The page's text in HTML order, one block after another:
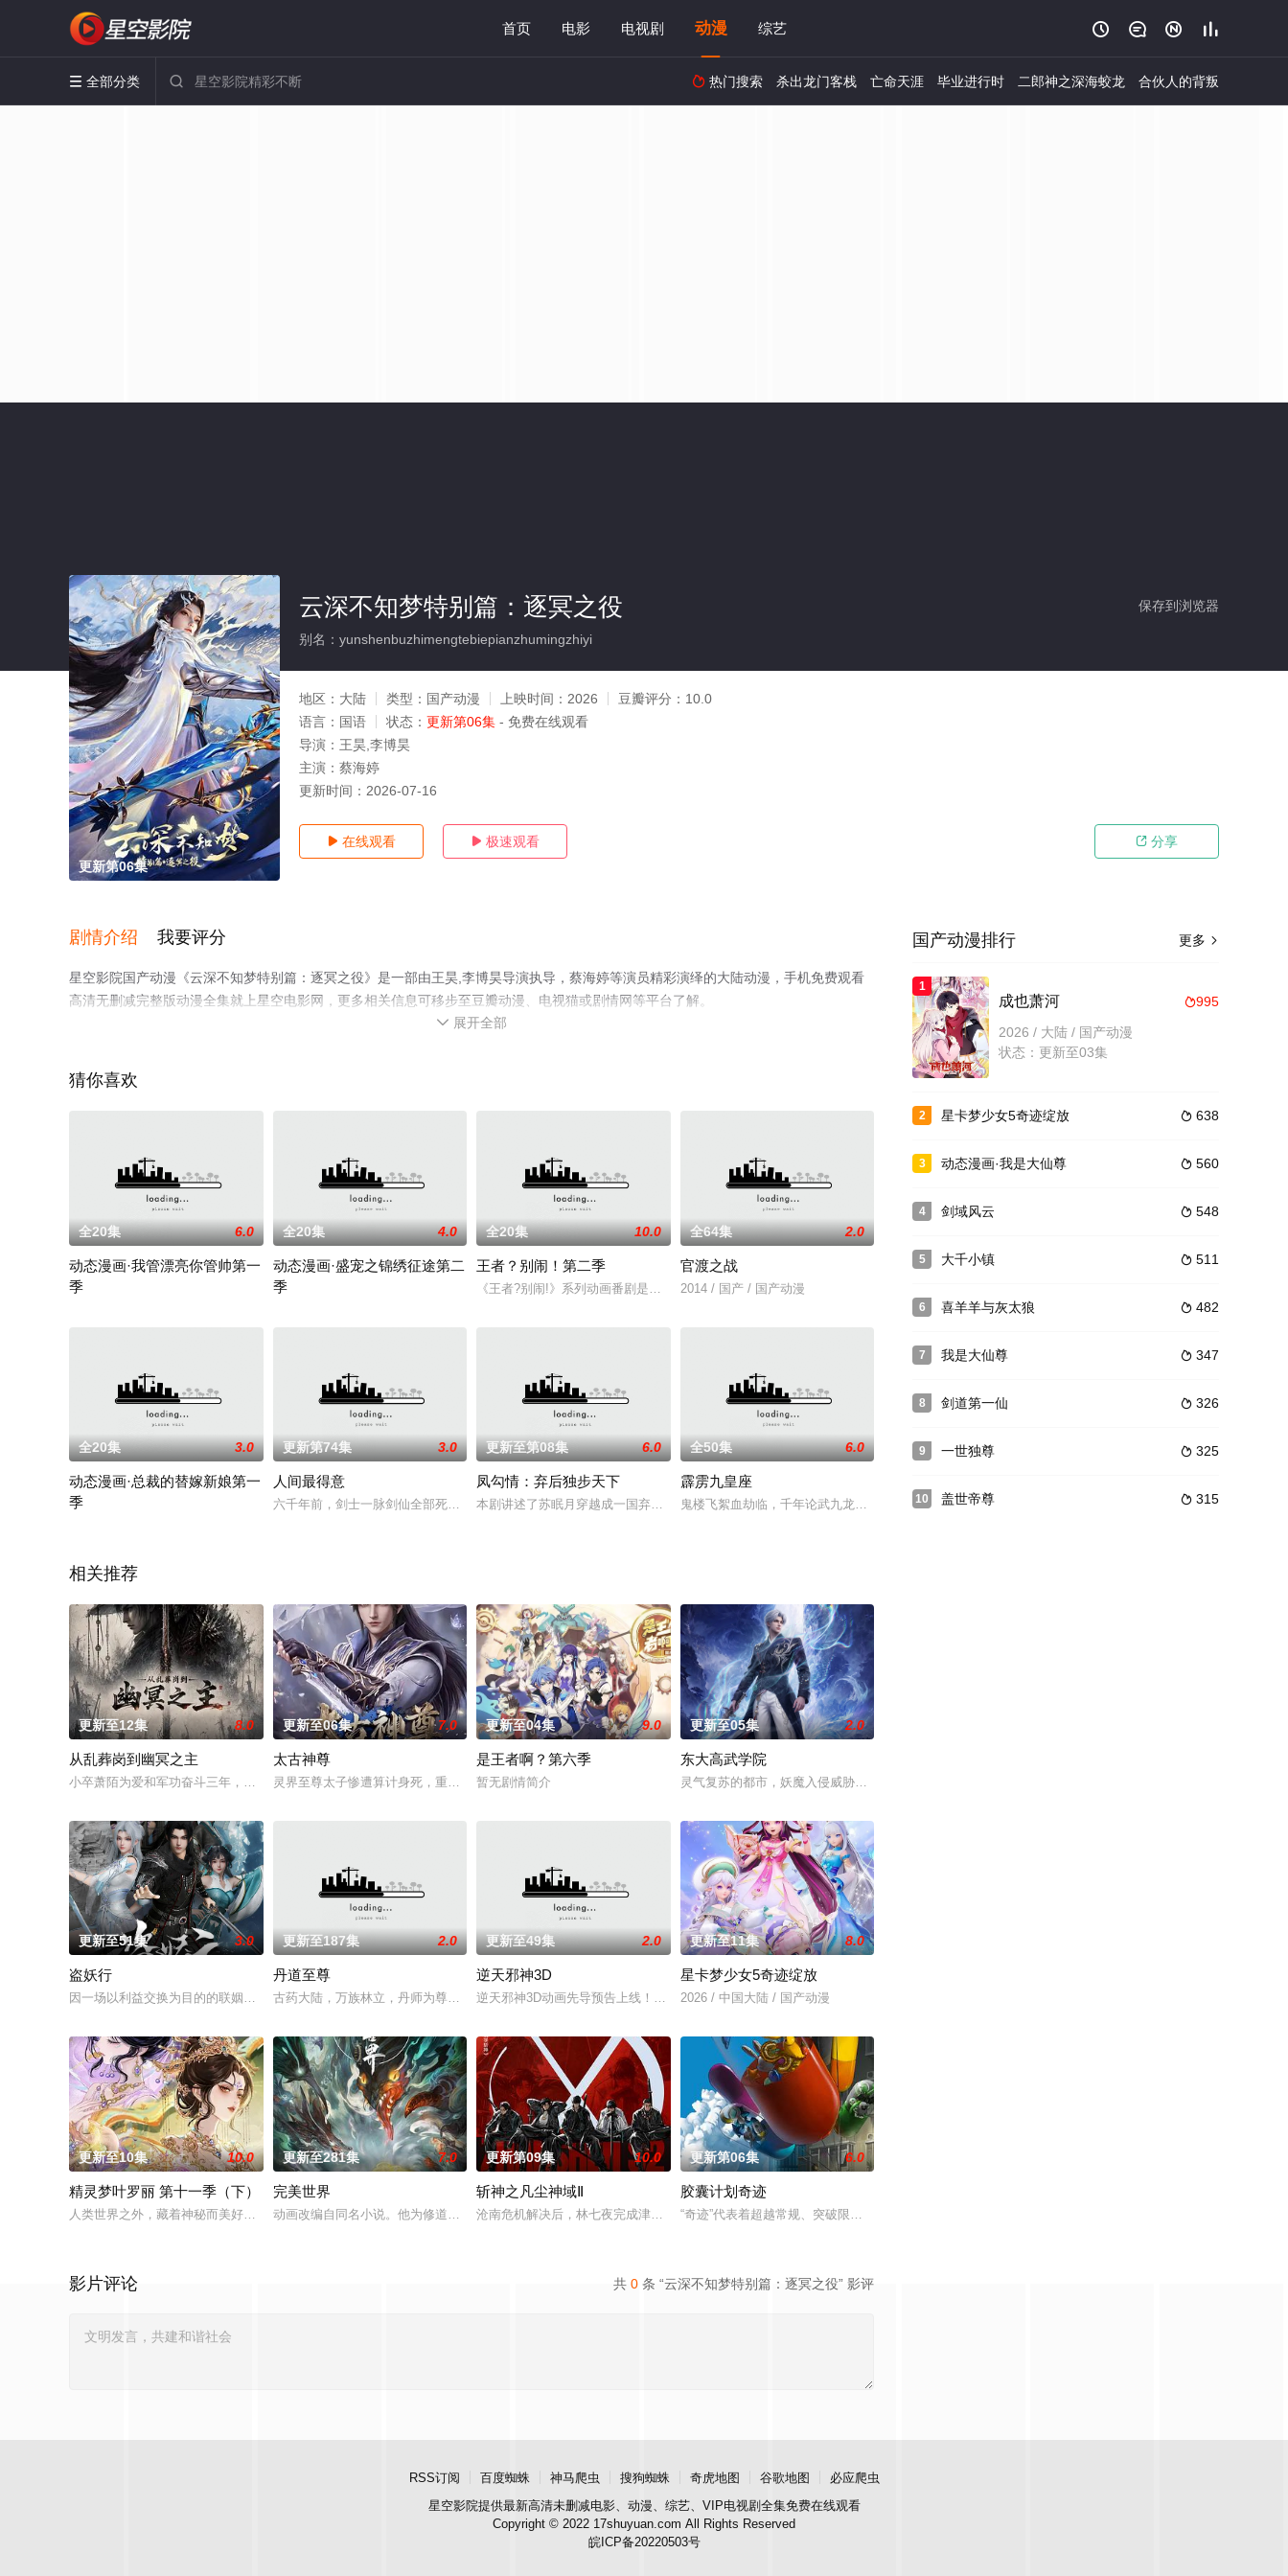
首页 电影 电视剧 动漫 综艺    
 全部分类   热门搜索 杀出龙门客栈 亡命天涯 毕业进行时 二郎神之深海蛟龙 合伙人的背叛
更新第06集
保存到浏览器
云深不知梦特别篇：逐冥之役
别名：yunshenbuzhimengtebiepianzhumingzhiyi
地区： 大陆 类型： 国产动漫 上映时间： 2026 豆瓣评分： 10.0
语言： 国语 状态： 更新第06集 - 免费在线观看
导演： 王昊,李博昊
主演： 蔡海婷
更新时间： 2026-07-16
 在线观看  极速观看  分享
剧情介绍 我要评分
星空影院国产动漫《云深不知梦特别篇：逐冥之役》是一部由王昊,李博昊导演执导，蔡海婷等演员精彩演绎的大陆动漫，手机免费观看
高清无删减完整版动漫全集就上星空电影网，更多相关信息可移步至豆瓣动漫、电视猫或剧情网等平台了解。
 展开全部
猜你喜欢
全20集 6.0
动态漫画·我管漂亮你管帅第一
季
全20集 4.0
动态漫画·盛宠之锦绣征途第二
季
全20集 10.0
王者？别闹！第二季
《王者?别闹!》系列动画番剧是根据腾讯游戏《王者荣耀》的真实游戏情景改编,讲述玩家们熟悉的众多英雄在王者峡谷中
全64集 2.0
官渡之战
2014 / 国产 / 国产动漫
全20集 3.0
动态漫画·总裁的替嫁新娘第一
季
更新第74集 3.0
人间最得意
六千年前，剑士一脉剑仙全部死亡，最强剑仙柳巷本为山河最强之人，但是因为追寻成仙之路将自身一分为二导致战力大跌而
更新至第08集 6.0
凤勾情：弃后独步天下
本剧讲述了苏眠月穿越成一国弃后，皇上视她如蔽履不说，还高调迎娶顾灵，日日夜夜秀很爱。苏眠月倒乐得清闲，把现代游
全50集 6.0
霹雳九皇座
鬼楼飞絮血劫临，千年论武九龙身；幽皇邪帝染红月，一页天书点真心。天外浮舻现·破鬼楼，玄空应血劫·灾
相关推荐
更新至12集 8.0
从乱葬岗到幽冥之主
小卒萧陌为爱和军功奋斗三年，却被恋人柳莺儿与将军之子赵昊联手背叛，残忍杀害后抛尸乱葬岗。濒死之际，他唤醒了上古
更新至06集 7.0
太古神尊
灵界至尊太子惨遭算计身死，重生跌落凡尘沦为底层杂役！身怀绝世造化神丹与逆天功法，仅凭一柄锈剑掀翻整片武道世界。
更新至04集 9.0
是王者啊？第六季
暂无剧情简介
更新至05集 2.0
东大高武学院
灵气复苏的都市，妖魔入侵威胁来袭，天生废灵根的少年秦雨体内意外觉醒神力，被选中成为神秘至强功法万
更新至51集 3.0
盗妖行
因一场以利益交换为目的的联姻，太玄楼刺客江元与九璇宗圣女韶月奉命成婚。两人在洞房夜发起暗杀，却发现彼此皆是不死
更新至187集 2.0
丹道至尊
古药大陆，万族林立，丹师为尊；双生武脉，再现世间！醉卧美人膝，成就丹道至尊！
更新至49集 2.0
逆天邪神3D
逆天邪神3D动画先导预告上线！掌天毒之珠，承邪神之血，修逆天之力。高能工作室出品，爱奇艺全网独播，敬请期待！
更新至11集 8.0
星卡梦少女5奇迹绽放
2026 / 中国大陆 / 国产动漫
更新至10集 10.0
精灵梦叶罗丽 第十一季（下）
人类世界之外，藏着神秘而美好的叶罗丽仙境。这里的仙子因自然与人类世界的兴衰而生，也与万物命运相连。当人类世界灾
更新至281集 7.0
完美世界
动画改编自同名小说。他为修道而生，为应劫而至，他身化亿万血雨，洒落万古岁月，经历无数时空的熬炼，岁月长河的洗礼
更新第09集 10.0
斩神之凡尘神域Ⅱ
沧南危机解决后，林七夜完成津南山为期一年的守夜人集训考核，成为了正式的守夜人后，重回136小队，与伙伴再度开启
更新第06集 6.0
胶囊计划奇迹
“奇迹”代表着超越常规、突破限制，达到某种非凡成就，往往伴随着一种神秘感，让人们产生敬畏和好奇。这
共 0 条 “云深不知梦特别篇：逐冥之役” 影评
影片评论
更多 
国产动漫排行
1
995
成也萧河
2026 / 大陆 / 国产动漫
状态：更新至03集
2  638
星卡梦少女5奇迹绽放
3  560
动态漫画·我是大仙尊
4  548
剑域风云
5  511
大千小镇
6  482
喜羊羊与灰太狼
7  347
我是大仙尊
8  326
剑道第一仙
9  325
一世独尊
10  315
盖世帝尊
RSS订阅 百度蜘蛛 神马爬虫 搜狗蜘蛛 奇虎地图 谷歌地图
必应爬虫
星空影院提供最新高清未删减电影、动漫、综艺、VIP电视剧全集免费在线观看
Copyright © 2022 17shuyuan.com All Rights Reserved
皖ICP备20220503号